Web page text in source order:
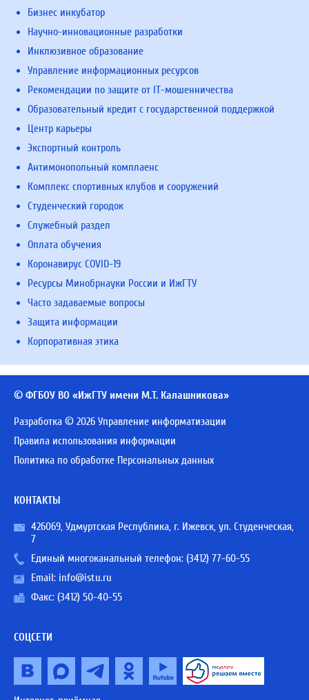
Бизнес инкубатор
Научно-инновационные разработки
Инклюзивное образование
Управление информационных ресурсов
Рекомендации по защите от IT-мошенничества
Образовательный кредит с государственной поддержкой
Центр карьеры
Экспортный контроль
Антимонопольный комплаенс
Комплекс спортивных клубов и сооружений
Студенческий городок
Служебный раздел
Оплата обучения
Коронавирус COVID-19
Ресурсы Минобрнауки России и ИжГТУ
Часто задаваемые вопросы
Защита информации
Корпоративная этика
© ФГБОУ ВО «ИжГТУ имени М.Т. Калашникова»
Разработка © 2026 Управление информатизации
Правила использования информации
Политика по обработке Персональных данных
КОНТАКТЫ
426069, Удмуртская Республика, г. Ижевск, ул. Студенческая,
7
Единый многоканальный телефон: (3412) 77-60-55
Email: info@istu.ru
Факс: (3412) 50-40-55
СОЦСЕТИ